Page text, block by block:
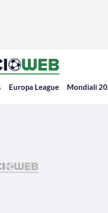
Europa League Mondiali